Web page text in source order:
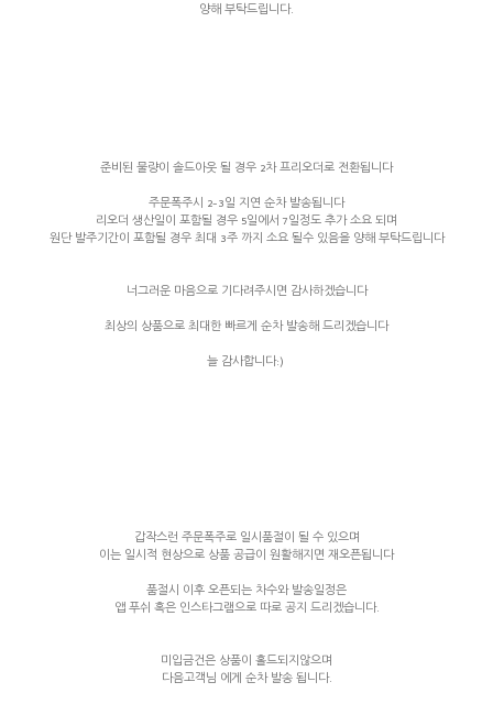
양해 부탁드립니다.
준비된 물량이 솔드아웃 될 경우 2차 프리오더로 전환됩니다
주문폭주시 2-3일 지연 순차 발송됩니다
리오더 생산일이 포함될 경우 5일에서 7일정도 추가 소요 되며
원단 발주기간이 포함될 경우 최대 3주 까지 소요 될수 있음을 양해 부탁드립니다
너그러운 마음으로 기다려주시면 감사하겠습니다
최상의 상품으로 최대한 빠르게 순차 발송해 드리겠습니다
늘 감사합니다:)
갑작스런 주문폭주로 일시품절이 될 수 있으며
이는 일시적 현상으로 상품 공급이 원활해지면 재오픈됩니다
품절시 이후 오픈되는 차수와 발송일정은
앱 푸쉬 혹은 인스타그램으로 따로 공지 드리겠습니다.
미입금건은 상품이 홀드되지않으며
다음고객님 에게 순차 발송 됩니다.